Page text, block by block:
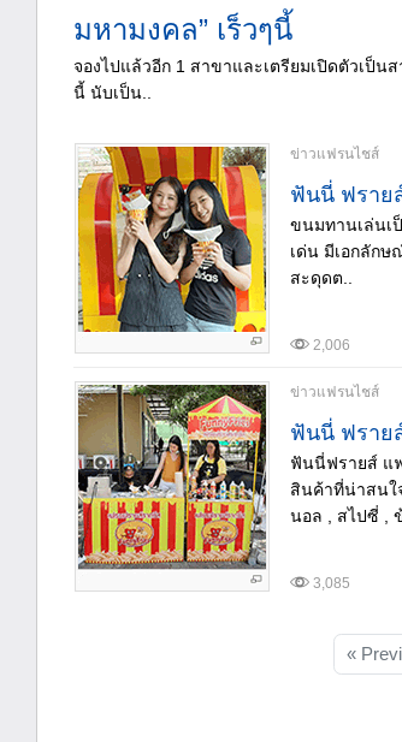
มหามงคล” เร็วๆนี้
จองไปแล้วอีก 1 สาขาและเตรียมเปิดตัวเป็
นี้ นับเป็น..
2,006
ข่าวแฟรนไชส์
ฟันนี่ ฟราย
ขนมทานเล่นเ
เด่น มีเอกลัก
สะดุดต..
3,085
ข่าวแฟรนไชส์
ฟันนี่ ฟราย
ฟันนี่ฟรายส์ แ
สินค้าที่น่าสนใ
นอล , สไปซี่ , ข้
«